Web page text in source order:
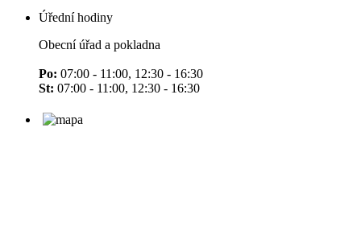
Úřední hodiny
Obecní úřad a pokladna
Po: 07:00 - 11:00, 12:30 - 16:30
St: 07:00 - 11:00, 12:30 - 16:30